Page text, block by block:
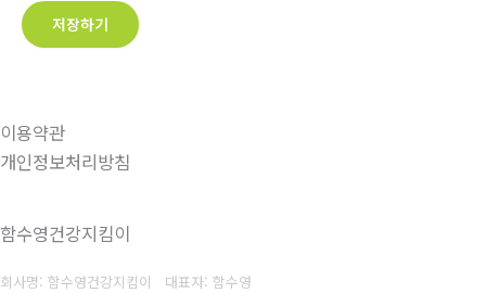
저장하기
이용약관
개인정보처리방침
함수영건강지킴이
회사명: 함수영건강지킴이 대표자: 함수영